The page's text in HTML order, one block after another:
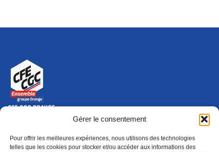
Gérer le consentement
Pour offrir les meilleures expériences, nous utilisons des technologies
telles que les cookies pour stocker et/ou accéder aux informations des
CFE-CGC ORANGE
10-12 rue Saint Amand, 75015 Paris Cedex 15
Nous contacter
01 46 79 28 74